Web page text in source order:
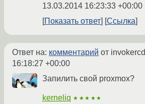
13.03.2014 16:23:33 +00:00
Показать ответ
Ссылка
Ответ на: комментарий от invokercd
16:18:27 +00:00
Запилить свой proxmox?
kerneliq ★★★★★